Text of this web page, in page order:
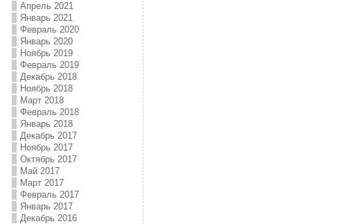
Апрель 2021
Январь 2021
Февраль 2020
Январь 2020
Ноябрь 2019
Февраль 2019
Декабрь 2018
Ноябрь 2018
Март 2018
Февраль 2018
Январь 2018
Декабрь 2017
Ноябрь 2017
Октябрь 2017
Май 2017
Март 2017
Февраль 2017
Январь 2017
Декабрь 2016